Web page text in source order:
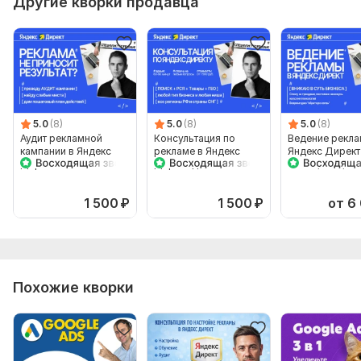
5.0 (8)
Аудит рекламной
кампании в Яндекс
Директ +анализ
1 500 ₽
5.0 (8)
Консультация по
рекламе в Яндекс
Директ для Бизнеса.
1 500 ₽
5.0 (8)
Ведение
Яндекс
Поиск, РСЯ,
от 6
Похожие кворки